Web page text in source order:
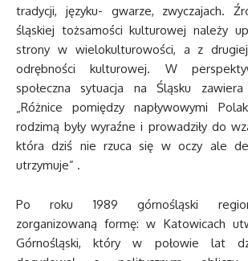
tradycji, języku- gwarze, zwyczajach.
śląskiej tożsamości kulturowej należy
strony w wielokulturowości, a z
odrębności kulturowej. W
społeczna sytuacja na Śląsku
„Różnice pomiędzy napływowymi
rodzimą były wyraźne i prowadziły do
która dziś nie rzuca się w oczy ale
utrzymuje” .
Po roku 1989 górnośląski
zorganizowaną formę: w Katowicach
Górnośląski, który w połowie lat